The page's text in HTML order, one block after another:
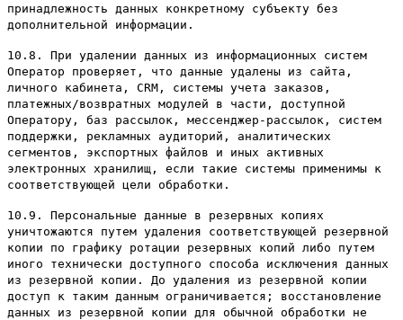
принадлежность данных конкретному субъекту без
дополнительной информации.
10.8. При удалении данных из информационных систем
Оператор проверяет, что данные удалены из сайта,
личного кабинета, CRM, системы учета заказов,
платежных/возвратных модулей в части, доступной
Оператору, баз рассылок, мессенджер-рассылок, систем
поддержки, рекламных аудиторий, аналитических
сегментов, экспортных файлов и иных активных
электронных хранилищ, если такие системы применимы к
соответствующей цели обработки.
10.9. Персональные данные в резервных копиях
уничтожаются путем удаления соответствующей резервной
копии по графику ротации резервных копий либо путем
иного технически доступного способа исключения данных
из резервной копии. До удаления из резервной копии
доступ к таким данным ограничивается; восстановление
данных из резервной копии для обычной обработки не